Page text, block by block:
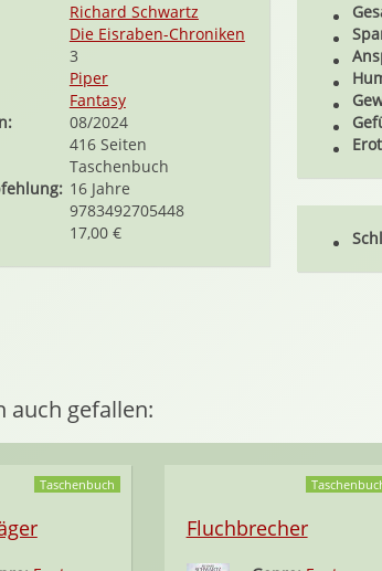
Richard Schwartz
Die Eisraben-Chroniken
3
Piper
Fantasy
08/2024
416 Seiten
Taschenbuch
16 Jahre
9783492705448
17,00 €
auch gefallen:
Taschenbuch
Fluchbrecher